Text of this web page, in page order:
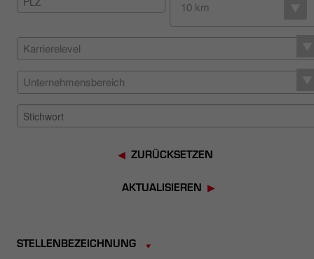
10 km
Karrierelevel
Unternehmensbereich
ZURÜCKSETZEN
AKTUALISIEREN
STELLENBEZEICHNUNG